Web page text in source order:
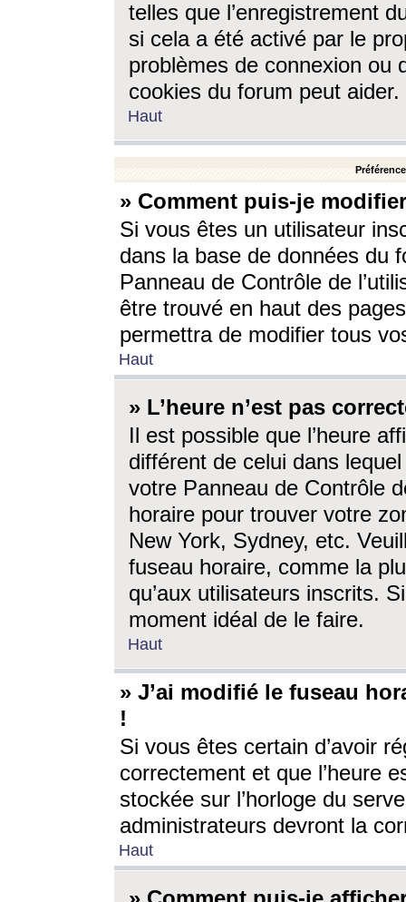
telles que l’enregistrement
si cela a été activé par le
problèmes de connexion ou
cookies du forum peut aider.
Haut
» Comment puis-je
Si vous êtes un utilisateur
dans la base de données du
Panneau de Contrôle de
être trouvé en haut des
permettra de modifier tous
Haut
» L’heure n’est pas
Il est possible que l’heure
différent de celui dans
votre Panneau de Contrôle
horaire pour trouver votre
New York, Sydney, etc.
fuseau horaire, comme la
qu’aux utilisateurs inscrits.
moment idéal de le faire.
Haut
» J’ai modifié le fuseau
!
Si vous êtes certain d’avoir
correctement et que l’heure
stockée sur l’horloge du
administrateurs devront la
Haut